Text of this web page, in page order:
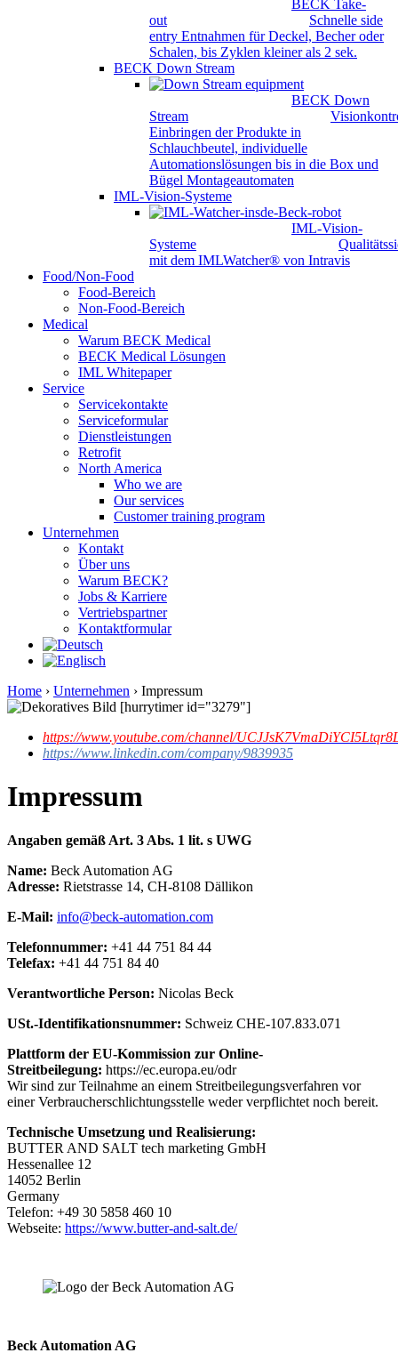
BECK Take-
out
Schnelle side
entry Entnahmen für Deckel, Becher oder
Schalen, bis Zyklen kleiner als 2 sek.
BECK Down Stream
BECK Down
Stream
Einbringen der Produkte in
Schlauchbeutel, individuelle
Automationslösungen bis in die Box und
Bügel Montageautomaten
IML-Vision-Systeme
IML-Vision-
Systeme
mit dem IMLWatcher® von Intravis
Food/Non-Food
Food-Bereich
Non-Food-Bereich
Medical
Warum BECK Medical
BECK Medical Lösungen
IML Whitepaper
Service
Servicekontakte
Serviceformular
Dienstleistungen
Retrofit
North America
Who we are
Our services
Customer training program
Unternehmen
Kontakt
Über uns
Warum BECK?
Jobs & Karriere
Vertriebspartner
Kontaktformular
Home › Unternehmen › Impressum
[hurrytimer id="3279"]
https://www.youtube.com/channel/
https://www.linkedin.com/company/9839935
Impressum
Angaben gemäß Art. 3 Abs. 1 lit. s UWG
Name: Beck Automation AG
Adresse: Rietstrasse 14, CH-8108 Dällikon
E-Mail: info@beck-automation.com
Telefonnummer: +41 44 751 84 44
Telefax: +41 44 751 84 40
Verantwortliche Person: Nicolas Beck
USt.-Identifikationsnummer: Schweiz CHE-107.833.071
Plattform der EU-Kommission zur Online-
Streitbeilegung: https://ec.europa.eu/odr
Wir sind zur Teilnahme an einem Streitbeilegungsverfahren vor
einer Verbraucherschlichtungsstelle weder verpflichtet noch bereit.
Technische Umsetzung und Realisierung:
BUTTER AND SALT tech marketing GmbH
Hessenallee 12
14052 Berlin
Germany
Telefon: +49 30 5858 460 10
Webseite: https://www.butter-and-salt.de/
Beck Automation AG